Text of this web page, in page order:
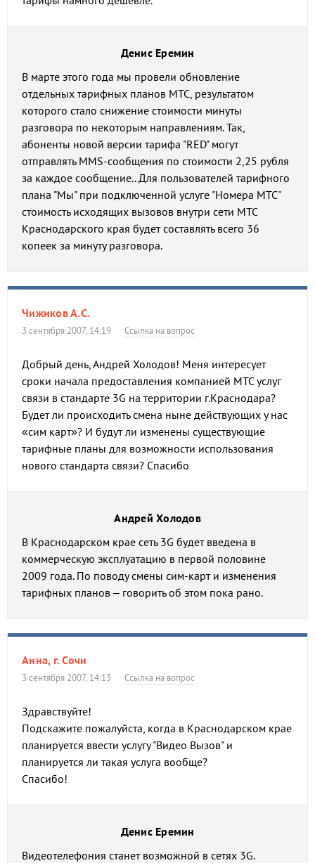
Денис Еремин
В марте этого года мы провели обновление
отдельных тарифных планов МТС, результатом
которого стало снижение стоимости минуты
разговора по некоторым направлениям. Так,
абоненты новой версии тарифа "RED" могут
отправлять MMS-сообщения по стоимости 2,25 рубля
за каждое сообщение.. Для пользователей тарифного
плана "Мы" при подключенной услуге "Номера МТС"
стоимость исходящих вызовов внутри сети МТС
Краснодарского края будет составлять всего 36
копеек за минуту разговора.
Чижиков А.С.
3 сентября 2007, 14:19 Ссылка на вопрос
Добрый день, Андрей Холодов! Меня интересует
сроки начала предоставления компанией МТС услуг
связи в стандарте 3G на территории г.Краснодара?
Будет ли происходить смена ныне действующих у нас
«сим карт»? И будут ли изменены существующие
тарифные планы для возможности использования
нового стандарта связи? Спасибо
Андрей Холодов
В Краснодарском крае сеть 3G будет введена в
коммерческую эксплуатацию в первой половине
2009 года. По поводу смены сим-карт и изменения
тарифных планов – говорить об этом пока рано.
Анна, г. Сочи
3 сентября 2007, 14:13 Ссылка на вопрос
Здравствуйте!
Подскажите пожалуйста, когда в Краснодарском крае
планируется ввести услугу "Видео Вызов" и
планируется ли такая услуга вообще?
Спасибо!
Денис Еремин
Видеотелефония станет возможной в сетях 3G.